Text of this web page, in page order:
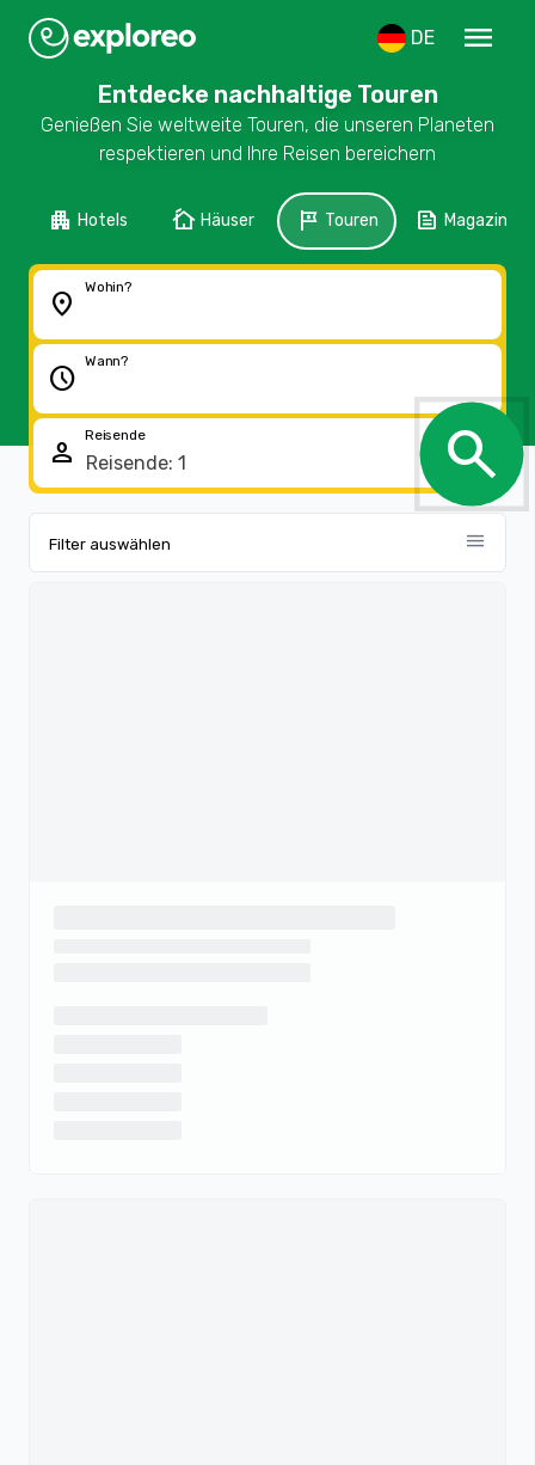
DE menu
Entdecke nachhaltige Touren
Genießen Sie weltweite Touren, die unseren Planeten
respektieren und Ihre Reisen bereichern
apartment Hotels cottage Häuser tour Touren feed Magazin
location_on
Wohin?
schedule
Wann?
person
Reisende search
Filter auswählen menu